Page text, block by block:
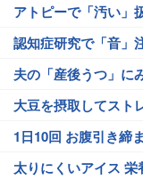
アトピーで「汚い」
認知症研究で「音」
夫の「産後うつ」に
大豆を摂取してスト
1日10回 お腹引き締
太りにくいアイス 栄